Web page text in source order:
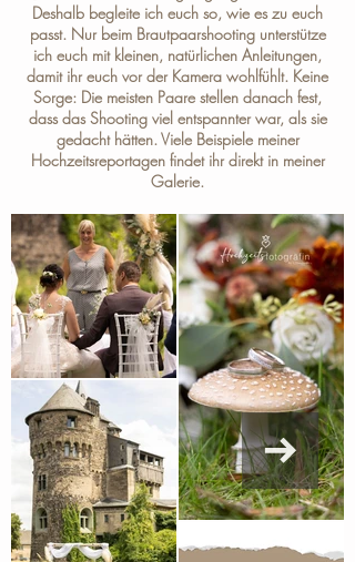
Deshalb begleite ich euch so, wie es zu euch
passt. Nur beim Brautpaarshooting unterstütze
ich euch mit kleinen, natürlichen Anleitungen,
damit ihr euch vor der Kamera wohlfühlt. Keine
Sorge: Die meisten Paare stellen danach fest,
dass das Shooting viel entspannter war, als sie
gedacht hätten. Viele Beispiele meiner
Hochzeitsreportagen findet ihr direkt in meiner
Galerie.